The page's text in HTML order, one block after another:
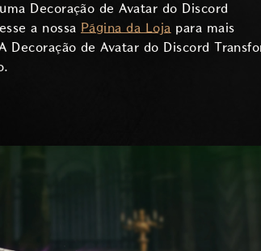
Decoração de Avatar do Discord
a nossa Página da Loja para mais
Decoração de Avatar do Discord